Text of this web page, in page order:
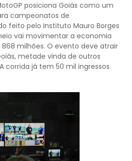
posiciona Goiás como um
campeonatos de
feito pelo Instituto Mauro Borges
vai movimentar a economia
milhões. O evento deve atrair
metade vinda de outros
corrida já tem 50 mil ingressos